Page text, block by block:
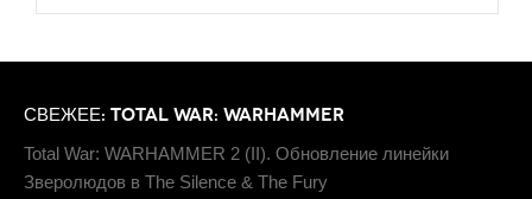
СВЕЖЕЕ: TOTAL WAR: WARHAMMER
Total War: WARHAMMER 2 (II). Обновление линейки
Зверолюдов в The Silence & The Fury